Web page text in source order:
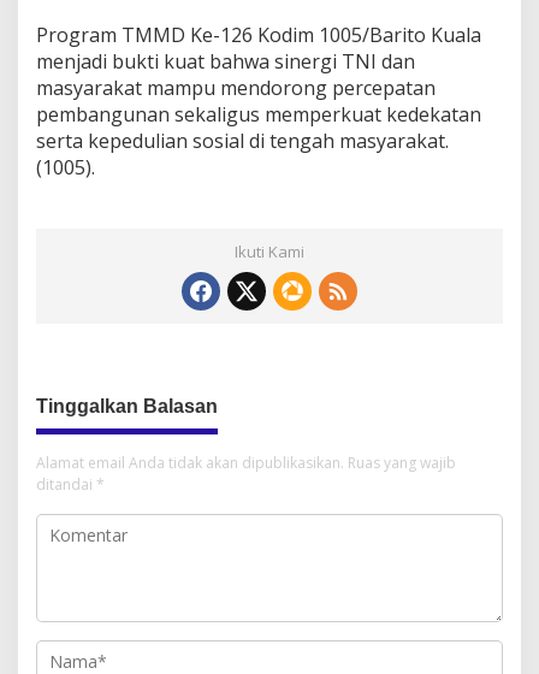
Program TMMD Ke-126 Kodim 1005/Barito Kuala
menjadi bukti kuat bahwa sinergi TNI dan
masyarakat mampu mendorong percepatan
pembangunan sekaligus memperkuat kedekatan
serta kepedulian sosial di tengah masyarakat.
(1005).
Ikuti Kami
Tinggalkan Balasan
Alamat email Anda tidak akan dipublikasikan. Ruas yang wajib
ditandai *